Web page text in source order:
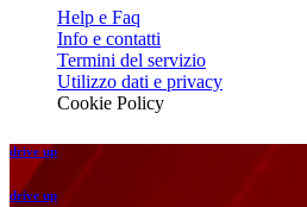
Help e Faq
Info e contatti
Termini del servizio
Utilizzo dati e privacy
Cookie Policy
drive up
drive up